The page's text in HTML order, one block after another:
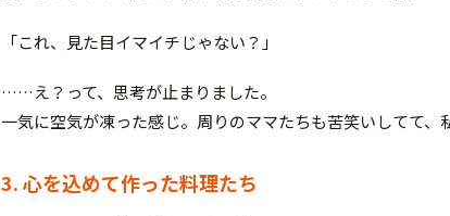
「これ、見た目イマイチじゃない？」
……え？って、思考が止まりました。
一気に空気が凍った感じ。周りのママたちも苦笑いしてて、
3. 心を込めて作った料理たち